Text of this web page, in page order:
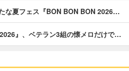
な夏フェス『BON BON BON 2026…
2026』、ベテラン3組の懐メロだけで…